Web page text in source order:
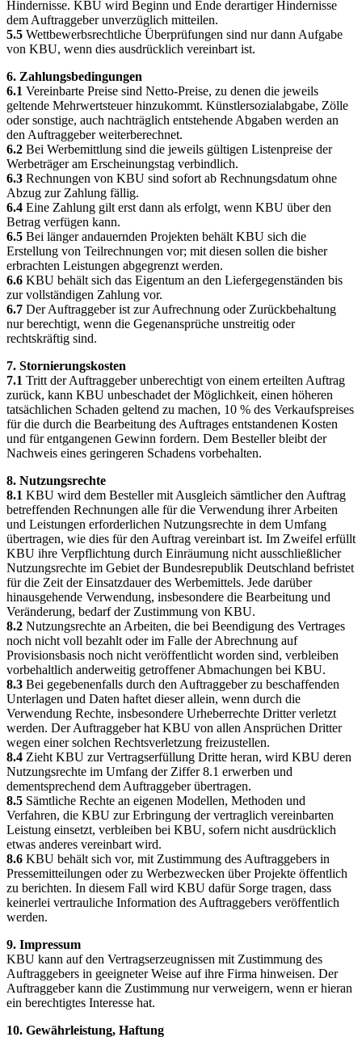
Hindernisse. KBU wird Beginn und Ende derartiger Hindernisse
dem Auftraggeber unverzüglich mitteilen.
5.5 Wettbewerbsrechtliche Überprüfungen sind nur dann Aufgabe
von KBU, wenn dies ausdrücklich vereinbart ist.
6. Zahlungsbedingungen
6.1 Vereinbarte Preise sind Netto-Preise, zu denen die jeweils
geltende Mehrwertsteuer hinzukommt. Künstlersozialabgabe, Zölle
oder sonstige, auch nachträglich entstehende Abgaben werden an
den Auftraggeber weiterberechnet.
6.2 Bei Werbemittlung sind die jeweils gültigen Listenpreise der
Werbeträger am Erscheinungstag verbindlich.
6.3 Rechnungen von KBU sind sofort ab Rechnungsdatum ohne
Abzug zur Zahlung fällig.
6.4 Eine Zahlung gilt erst dann als erfolgt, wenn KBU über den
Betrag verfügen kann.
6.5 Bei länger andauernden Projekten behält KBU sich die
Erstellung von Teilrechnungen vor; mit diesen sollen die bisher
erbrachten Leistungen abgegrenzt werden.
6.6 KBU behält sich das Eigentum an den Liefergegenständen bis
zur vollständigen Zahlung vor.
6.7 Der Auftraggeber ist zur Aufrechnung oder Zurückbehaltung
nur berechtigt, wenn die Gegenansprüche unstreitig oder
rechtskräftig sind.
7. Stornierungskosten
7.1 Tritt der Auftraggeber unberechtigt von einem erteilten Auftrag
zurück, kann KBU unbeschadet der Möglichkeit, einen höheren
tatsächlichen Schaden geltend zu machen, 10 % des Verkaufspreises
für die durch die Bearbeitung des Auftrages entstandenen Kosten
und für entgangenen Gewinn fordern. Dem Besteller bleibt der
Nachweis eines geringeren Schadens vorbehalten.
8. Nutzungsrechte
8.1 KBU wird dem Besteller mit Ausgleich sämtlicher den Auftrag
betreffenden Rechnungen alle für die Verwendung ihrer Arbeiten
und Leistungen erforderlichen Nutzungsrechte in dem Umfang
übertragen, wie dies für den Auftrag vereinbart ist. Im Zweifel erfüllt
KBU ihre Verpflichtung durch Einräumung nicht ausschließlicher
Nutzungsrechte im Gebiet der Bundesrepublik Deutschland befristet
für die Zeit der Einsatzdauer des Werbemittels. Jede darüber
hinausgehende Verwendung, insbesondere die Bearbeitung und
Veränderung, bedarf der Zustimmung von KBU.
8.2 Nutzungsrechte an Arbeiten, die bei Beendigung des Vertrages
noch nicht voll bezahlt oder im Falle der Abrechnung auf
Provisionsbasis noch nicht veröffentlicht worden sind, verbleiben
vorbehaltlich anderweitig getroffener Abmachungen bei KBU.
8.3 Bei gegebenenfalls durch den Auftraggeber zu beschaffenden
Unterlagen und Daten haftet dieser allein, wenn durch die
Verwendung Rechte, insbesondere Urheberrechte Dritter verletzt
werden. Der Auftraggeber hat KBU von allen Ansprüchen Dritter
wegen einer solchen Rechtsverletzung freizustellen.
8.4 Zieht KBU zur Vertragserfüllung Dritte heran, wird KBU deren
Nutzungsrechte im Umfang der Ziffer 8.1 erwerben und
dementsprechend dem Auftraggeber übertragen.
8.5 Sämtliche Rechte an eigenen Modellen, Methoden und
Verfahren, die KBU zur Erbringung der vertraglich vereinbarten
Leistung einsetzt, verbleiben bei KBU, sofern nicht ausdrücklich
etwas anderes vereinbart wird.
8.6 KBU behält sich vor, mit Zustimmung des Auftraggebers in
Pressemitteilungen oder zu Werbezwecken über Projekte öffentlich
zu berichten. In diesem Fall wird KBU dafür Sorge tragen, dass
keinerlei vertrauliche Information des Auftraggebers veröffentlich
werden.
9. Impressum
KBU kann auf den Vertragserzeugnissen mit Zustimmung des
Auftraggebers in geeigneter Weise auf ihre Firma hinweisen. Der
Auftraggeber kann die Zustimmung nur verweigern, wenn er hieran
ein berechtigtes Interesse hat.
10. Gewährleistung, Haftung